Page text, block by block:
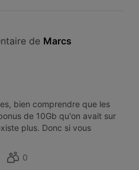
de Marcs
bien comprendre que les
de 10Gb qu'on avait sur
plus. Donc si vous
0